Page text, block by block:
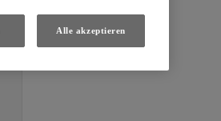
Alle akzeptieren